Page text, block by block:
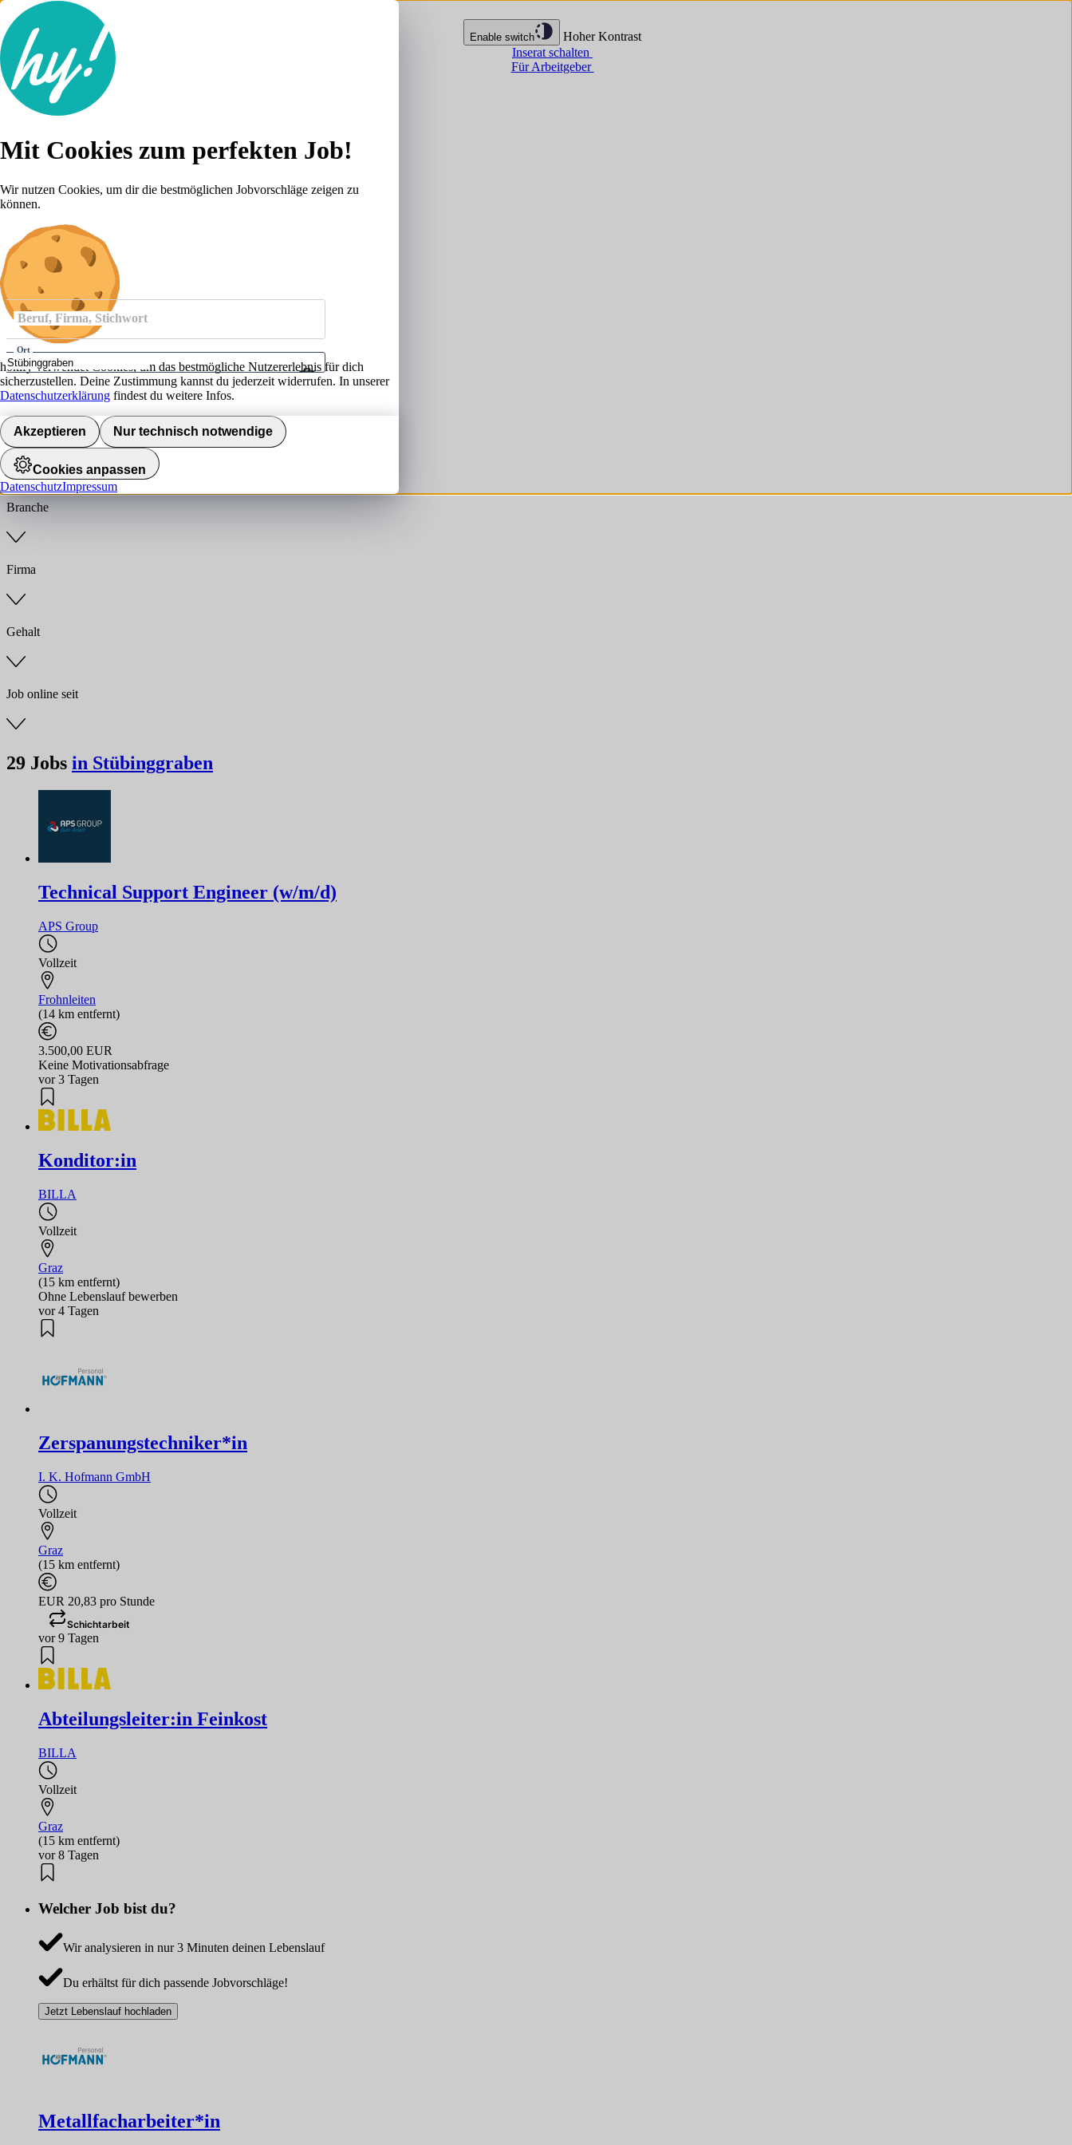
Enable switch
Hoher Kontrast
Inserat schalten
Für Arbeitgeber
Lebenslauf
Karriere-Tipps
Anmelden
Beruf, Firma, Stichwort
Ort
Umkreis
Jobs finden
Anstellungsart
Branche
Firma
Gehalt
Job online seit
29 Jobs in Stübinggraben
Technical Support Engineer (w/m/d)
APS Group
Vollzeit
Frohnleiten
(14 km entfernt)
3.500,00 EUR
Keine Motivationsabfrage
vor 3 Tagen
Konditor:in
BILLA
Vollzeit
Graz
(15 km entfernt)
Ohne Lebenslauf bewerben
vor 4 Tagen
Zerspanungstechniker*in
I. K. Hofmann GmbH
Vollzeit
Graz
(15 km entfernt)
EUR 20,83 pro Stunde
Schichtarbeit
vor 9 Tagen
Abteilungsleiter:in Feinkost
BILLA
Vollzeit
Graz
(15 km entfernt)
vor 8 Tagen
Welcher Job bist du?
Wir analysieren in nur 3 Minuten deinen Lebenslauf
Du erhältst für dich passende Jobvorschläge!
Jetzt Lebenslauf hochladen
Metallfacharbeiter*in
Mit Cookies zum perfekten Job!
Wir nutzen Cookies, um dir die bestmöglichen Jobvorschläge zeigen zu
können.
hokify verwendet Cookies, um das bestmögliche Nutzererlebnis für dich
sicherzustellen. Deine Zustimmung kannst du jederzeit widerrufen. In unserer
Datenschutzerklärung findest du weitere Infos.
Akzeptieren Nur technisch notwendige
Cookies anpassen
DatenschutzImpressum